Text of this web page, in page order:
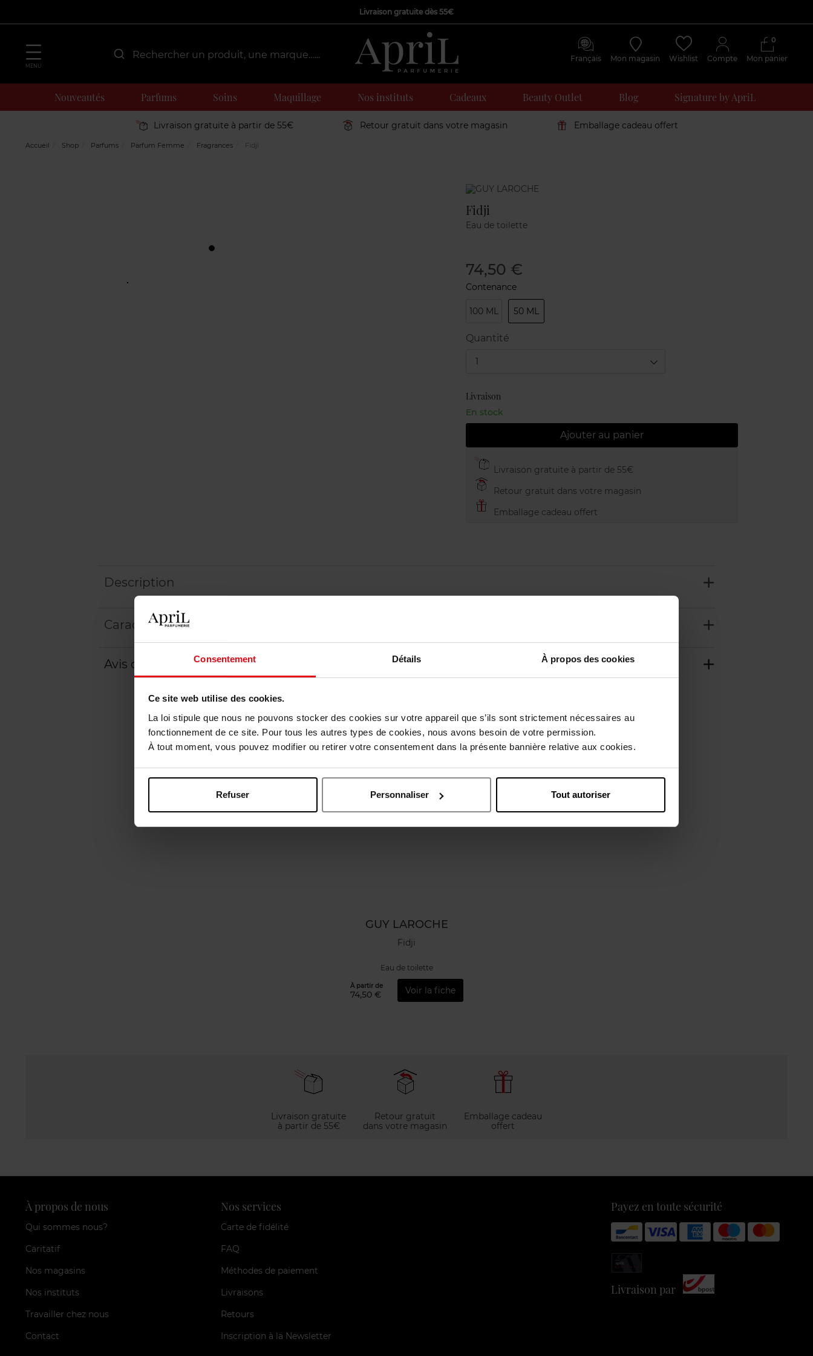
Consentement Détails À propos des cookies
Ce site web utilise des cookies.
La loi stipule que nous ne pouvons stocker des cookies sur votre appareil que s’ils sont strictement nécessaires au
fonctionnement de ce site. Pour tous les autres types de cookies, nous avons besoin de votre permission.
À tout moment, vous pouvez modifier ou retirer votre consentement dans la présente bannière relative aux cookies.
Refuser Personnaliser Tout autoriser
Livraison gratuite dès 55€
MENU
Français Mon magasin Wishlist Compte Mon panier
0
Nouveautés Parfums Soins Maquillage Nos instituts Cadeaux Beauty Outlet Blog Signature by ApriL
Livraison gratuite à partir de 55€ Retour gratuit dans votre magasin Emballage cadeau offert
Accueil Shop Parfums Parfum Femme Fragrances Fidji
Marque
Fidji
Eau de toilette
74,50 €
Contenance
100 ML 50 ML
Quantité
1
Livraison
En stock
Ajouter au panier
Livraison gratuite à partir de 55€
Retour gratuit dans votre magasin
Emballage cadeau offert
Description
Caractéristiques
Avis client Politique relative aux avis des clients
Vous aimerez peut-être
GUY LAROCHE
Fidji
Eau de toilette
À partir de
74,50 € Voir la fiche
Livraison gratuite
à partir de 55€
Retour gratuit
dans votre magasin
Emballage cadeau
offert
À propos de nous
Qui sommes nous?
Caritatif
Nos magasins
Nos instituts
Travailler chez nous
Contact
Nos services
Carte de fidélité
FAQ
Méthodes de paiement
Livraisons
Retours
Inscription à la Newsletter
Payez en toute sécurité
Livraison par